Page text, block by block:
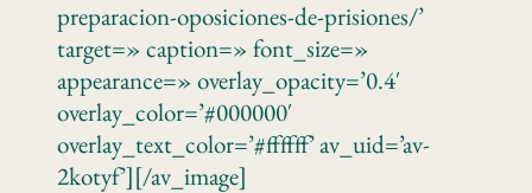
preparacion-oposiciones-de-prisiones/’
target=» caption=» font_size=»
appearance=» overlay_opacity=’0.4′
overlay_color=’#000000′
overlay_text_color=’#ffffff’ av_uid=’av-
2kotyf’][/av_image]